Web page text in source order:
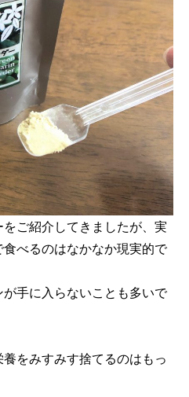
ご紹介してきましたが、実
べるのはなかなか現実的で
手に入らないことも多いで
をみすみす捨てるのはもっ